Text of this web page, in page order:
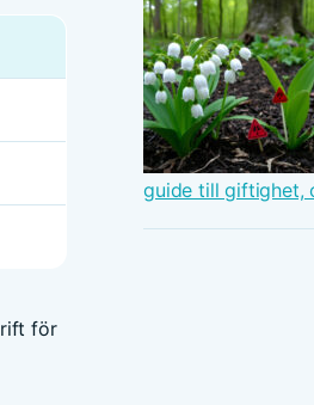
för
guide till giftighet,